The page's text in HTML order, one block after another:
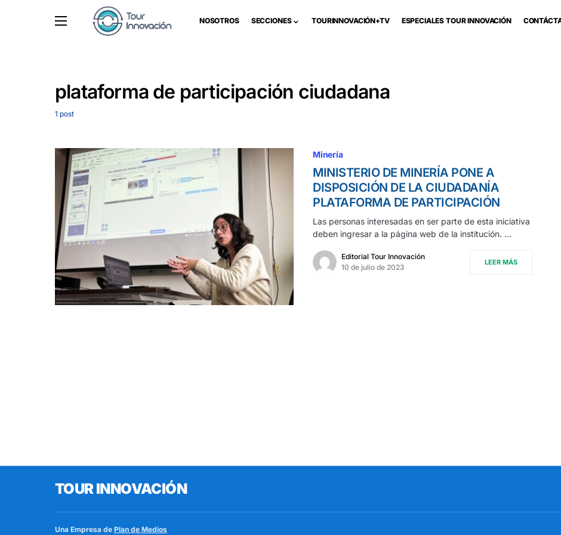
NOSOTROS SECCIONES TOURINNOVACIÓN+TV ESPECIALES TOUR INNOVACIÓN
plataforma de participación ciudadana
1 post
Minería
MINISTERIO DE MINERÍA PONE A
DISPOSICIÓN DE LA CIUDADANÍA
PLATAFORMA DE PARTICIPACIÓN
Las personas interesadas en ser parte de esta iniciativa
deben ingresar a la página web de la institución. …
Editorial Tour Innovación
10 de julio de 2023
LEER MÁS
TOUR INNOVACIÓN
Una Empresa de Plan de Medios